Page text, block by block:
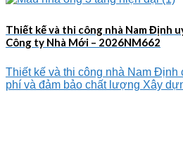
Thiết kế và thi công nhà Nam Định
Công ty Nhà Mới – 2026NM662
Thiết kế và thi công nhà Nam Định
phí và đảm bảo chất lượng Xây